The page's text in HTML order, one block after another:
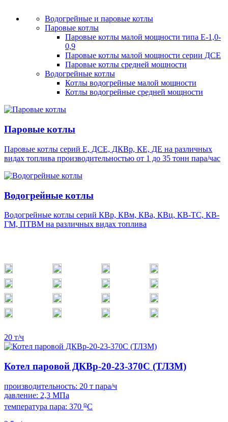
Водогрейные и паровые котлы
Паровые котлы
Паровые котлы малой мощности типа Е-1,0-
0,9
Паровые котлы малой мощности серии ДСЕ
Паровые котлы средней мощности
Водогрейные котлы
Котлы водогрейные малой мощности
Котлы водогрейные средней мощности
Паровые котлы
Паровые котлы серий Е, ДСЕ, ДКВр, КЕ, ДЕ на различных
видах топлива производительностью от 1 до 35 тонн пара/час
Водогрейные котлы
Водогрейные котлы серий КВр, КВм, КВа, КВц, КВ-ТС, КВ-
ГМ, ПТВМ на различных видах топлива
20 т/ч
Котел паровой ДКВр-20-23-370С (ТЛЗМ)
производительность: 20 т пара/ч
давление: 2,3 МПа
температура пара: 370 оС